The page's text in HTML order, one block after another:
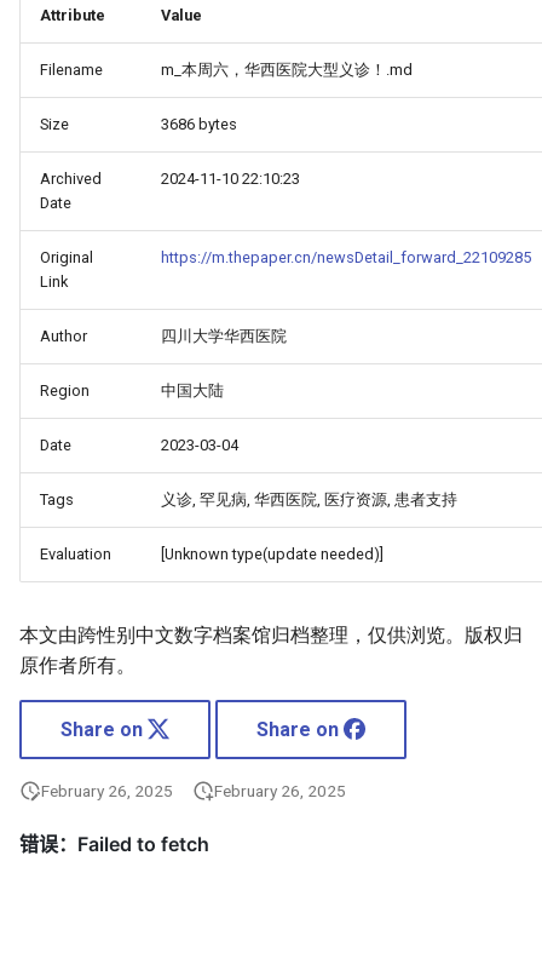
Attribute Value
Filename m_本周六，华西医院大型义诊！.md
Size 3686 bytes
Archived
Date
2024-11-10 22:10:23
Original
Link
https://m.thepaper.cn/newsDetail_forward_22109285
Author 四川大学华西医院
Region 中国大陆
Date 2023-03-04
Tags 义诊, 罕见病, 华西医院, 医疗资源, 患者支持
Evaluation [Unknown type(update needed)]
本文由跨性别中文数字档案馆归档整理，仅供浏览。版权归
原作者所有。
Share on Share on
February 26, 2025 February 26, 2025